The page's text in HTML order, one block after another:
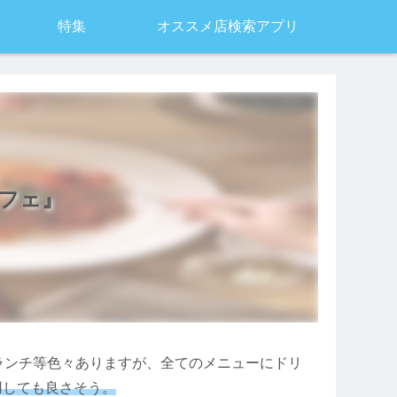
特集 オススメ店検索アプリ
ェ』
チ等色々ありますが、全てのメニューにドリ
ても良さそう。